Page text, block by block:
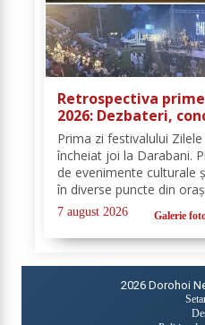
Retrospectiva
2026: Dezbateri,
de film
Prima zi festivalului
încheiat joi la Darabani.
de evenimente culturale
în diverse puncte din
oficial comunicat de
regăsește sinteza
7 august 2026 Galerie
2026 Dorohoi